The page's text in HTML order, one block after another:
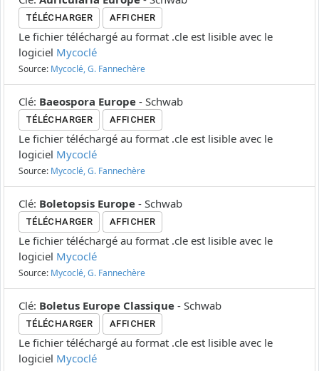
TÉLÉCHARGER AFFICHER
Le fichier téléchargé au format .cle est lisible avec le
logiciel Mycoclé
Source: Mycoclé, G. Fannechère
Clé: Baeospora Europe - Schwab
TÉLÉCHARGER AFFICHER
Le fichier téléchargé au format .cle est lisible avec le
logiciel Mycoclé
Source: Mycoclé, G. Fannechère
Clé: Boletopsis Europe - Schwab
TÉLÉCHARGER AFFICHER
Le fichier téléchargé au format .cle est lisible avec le
logiciel Mycoclé
Source: Mycoclé, G. Fannechère
Clé: Boletus Europe Classique - Schwab
TÉLÉCHARGER AFFICHER
Le fichier téléchargé au format .cle est lisible avec le
logiciel Mycoclé